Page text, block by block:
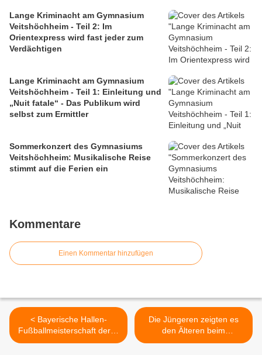
Lange Kriminacht am Gymnasium
Veitshöchheim - Teil 2: Im
Orientexpress wird fast jeder zum
Verdächtigen
Lange Kriminacht am Gymnasium
Veitshöchheim - Teil 1: Einleitung und
„Nuit fatale“ - Das Publikum wird
selbst zum Ermittler
Sommerkonzert des Gymnasiums
Veitshöchheim: Musikalische Reise
stimmt auf die Ferien ein
Kommentare
Einen Kommentar hinzufügen
< Bayerische Hallen-
Fußballmeisterschaft der U
15-Juniorinnen in
Die Jüngeren zeigten es
den Älteren beim
Hallenfußballturnier der